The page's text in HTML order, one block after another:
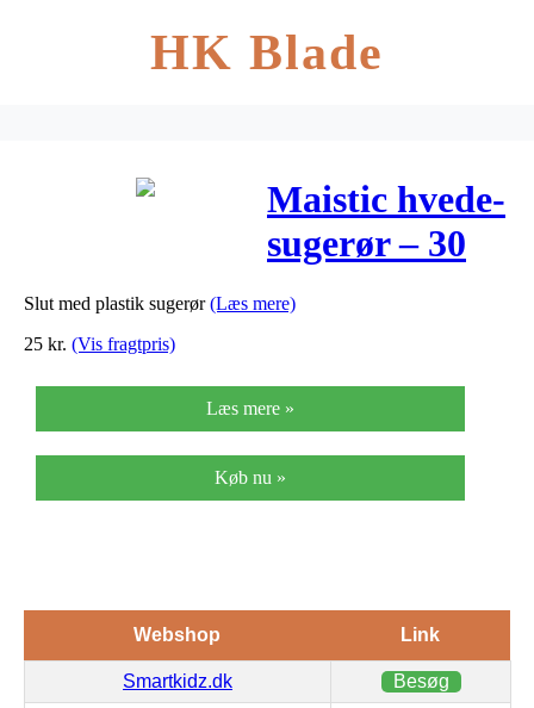
HK Blade
Maistic hvede-
sugerør – 30
stk
Slut med plastik sugerør(Læs mere)
25 kr. (Vis fragtpris)
Læs mere »
Køb nu »
Webshop Link
Smartkidz.dk Besøg